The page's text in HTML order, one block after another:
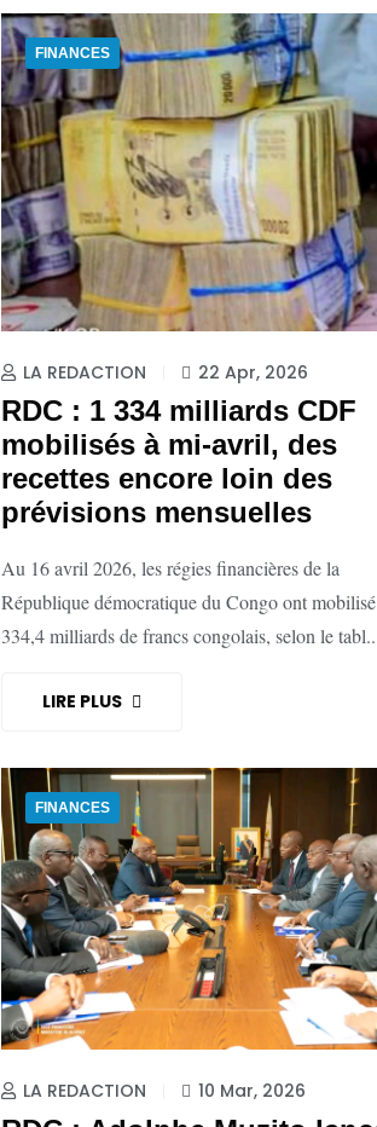
FINANCES
LA REDACTION 22 Apr, 2026
RDC : 1 334 milliards CDF
mobilisés à mi-avril, des
recettes encore loin des
prévisions mensuelles
Au 16 avril 2026, les régies financières de la
République démocratique du Congo ont mobilisé
334,4 milliards de francs congolais, selon le
LIRE PLUS
FINANCES
LA REDACTION 10 Mar, 2026